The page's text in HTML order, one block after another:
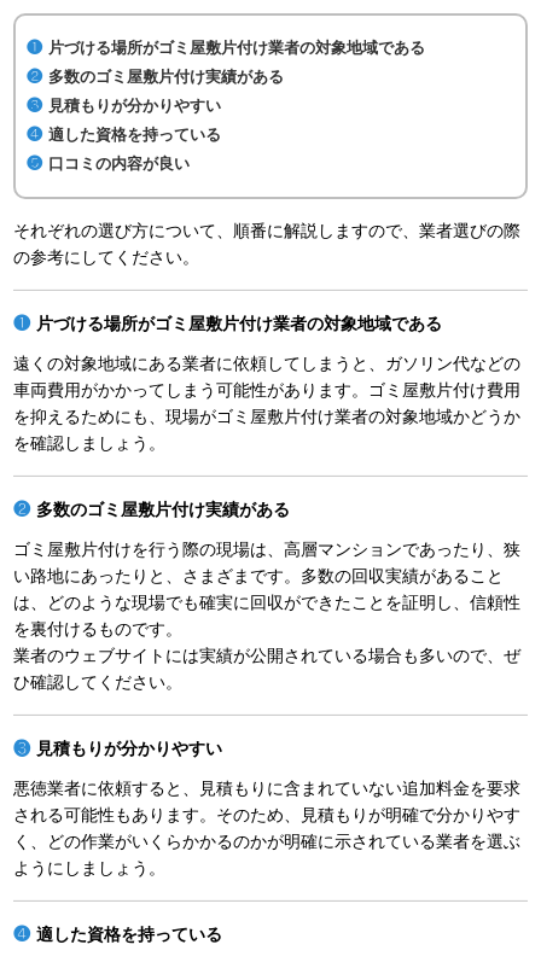
片づける場所がゴミ屋敷片付け業者の対象地域である
多数のゴミ屋敷片付け実績がある
見積もりが分かりやすい
適した資格を持っている
口コミの内容が良い
それぞれの選び方について、順番に解説しますので、業者選びの際
の参考にしてください。
片づける場所がゴミ屋敷片付け業者の対象地域である
遠くの対象地域にある業者に依頼してしまうと、ガソリン代などの
車両費用がかかってしまう可能性があります。ゴミ屋敷片付け費用
を抑えるためにも、現場がゴミ屋敷片付け業者の対象地域かどうか
を確認しましょう。
多数のゴミ屋敷片付け実績がある
ゴミ屋敷片付けを行う際の現場は、高層マンションであったり、狭
い路地にあったりと、さまざまです。多数の回収実績があること
は、どのような現場でも確実に回収ができたことを証明し、信頼性
を裏付けるものです。
業者のウェブサイトには実績が公開されている場合も多いので、ぜ
ひ確認してください。
見積もりが分かりやすい
悪徳業者に依頼すると、見積もりに含まれていない追加料金を要求
される可能性もあります。そのため、見積もりが明確で分かりやす
く、どの作業がいくらかかるのかが明確に示されている業者を選ぶ
ようにしましょう。
適した資格を持っている